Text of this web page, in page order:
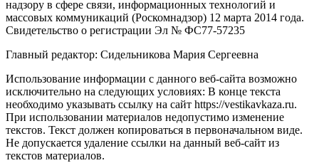
надзору в сфере связи, информационных технологий и
массовых коммуникаций (Роскомнадзор) 12 марта 2014 года.
Свидетельство о регистрации Эл № ФС77-57235
Главный редактор: Сидельникова Мария Сергеевна
Использование информации с данного веб-сайта возможно
исключительно на следующих условиях: В конце текста
необходимо указывать ссылку на сайт https://vestikavkaza.ru.
При использовании материалов недопустимо изменение
текстов. Текст должен копироваться в первоначальном виде.
Не допускается удаление ссылки на данный веб-сайт из
текстов материалов.